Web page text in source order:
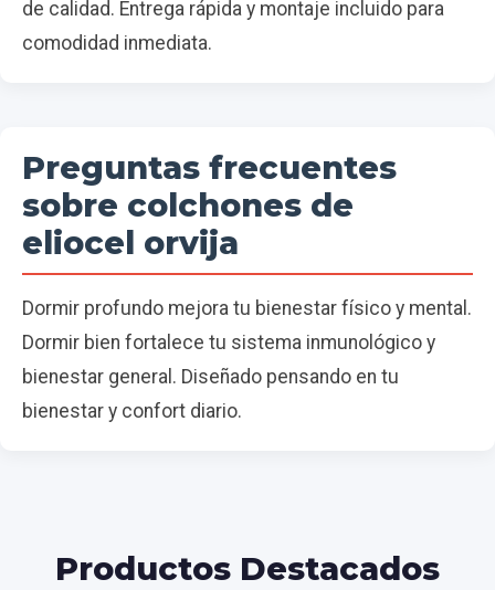
de calidad. Entrega rápida y montaje incluido para
comodidad inmediata.
Preguntas frecuentes
sobre colchones de
eliocel orvija
Dormir profundo mejora tu bienestar físico y mental.
Dormir bien fortalece tu sistema inmunológico y
bienestar general. Diseñado pensando en tu
bienestar y confort diario.
Productos Destacados